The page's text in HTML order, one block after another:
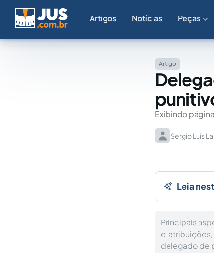
Artigos Notícias Peças
Artigo
Exibindo
Sergio Luis
Leia
Principais
e
delegado de